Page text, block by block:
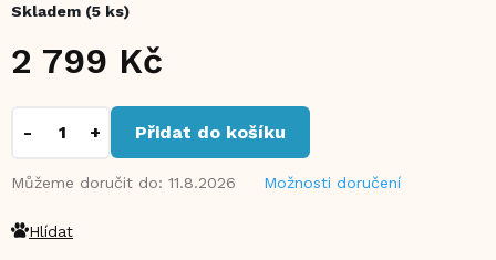
2 799 Kč
Skladem (5 ks)
Můžeme doručit do: 11.8.2026 Možnosti doručení
Přidat do košíku
Hlídat